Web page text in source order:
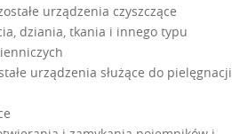
urządzenia czyszczące
dziania, tkania i innego typu
urządzenia służące do pielęgnacji